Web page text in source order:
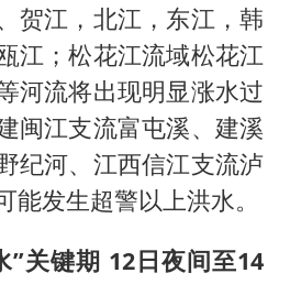
贺江，北江，东江，韩
江；松花江流域松花江
河流将出现明显涨水过
闽江支流富屯溪、建溪
纪河、江西信江支流泸
能发生超警以上洪水。
”关键期 12日夜间至14